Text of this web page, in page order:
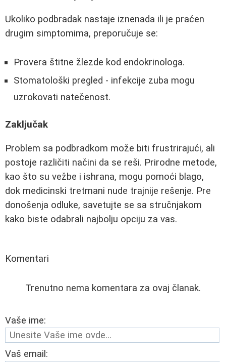
Ukoliko podbradak nastaje iznenada ili je praćen
drugim simptomima, preporučuje se:
Provera štitne žlezde kod endokrinologa.
Stomatološki pregled - infekcije zuba mogu
uzrokovati natečenost.
Zaključak
Problem sa podbradkom može biti frustrirajući, ali
postoje različiti načini da se reši. Prirodne metode,
kao što su vežbe i ishrana, mogu pomoći blago,
dok medicinski tretmani nude trajnije rešenje. Pre
donošenja odluke, savetujte se sa stručnjakom
kako biste odabrali najbolju opciju za vas.
Komentari
Trenutno nema komentara za ovaj članak.
Vaše ime:
Vaš email: